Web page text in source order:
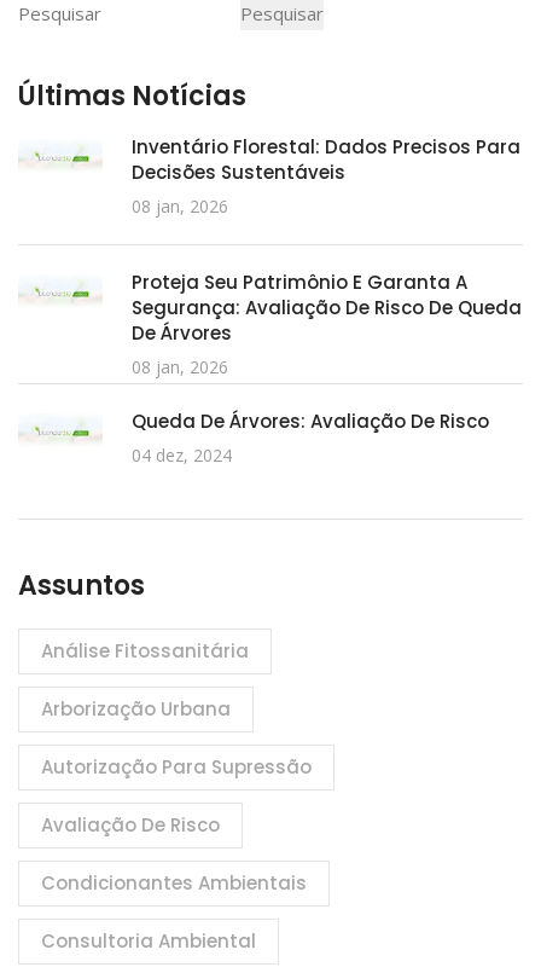
Pesquisar
Pesquisar
Últimas Notícias
Inventário Florestal: Dados Precisos Para
Decisões Sustentáveis
08 jan, 2026
Proteja Seu Patrimônio E Garanta A
Segurança: Avaliação De Risco De Queda
De Árvores
08 jan, 2026
Queda De Árvores: Avaliação De Risco
04 dez, 2024
Assuntos
Análise Fitossanitária
Arborização Urbana
Autorização Para Supressão
Avaliação De Risco
Condicionantes Ambientais
Consultoria Ambiental